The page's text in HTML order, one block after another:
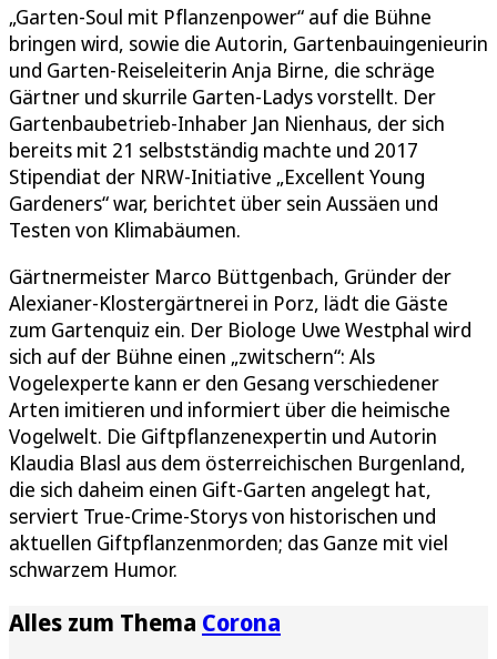
„Garten-Soul mit Pflanzenpower“ auf die Bühne
bringen wird, sowie die Autorin, Gartenbauingenieurin
und Garten-Reiseleiterin Anja Birne, die schräge
Gärtner und skurrile Garten-Ladys vorstellt. Der
Gartenbaubetrieb-Inhaber Jan Nienhaus, der sich
bereits mit 21 selbstständig machte und 2017
Stipendiat der NRW-Initiative „Excellent Young
Gardeners“ war, berichtet über sein Aussäen und
Testen von Klimabäumen.
Gärtnermeister Marco Büttgenbach, Gründer der
Alexianer-Klostergärtnerei in Porz, lädt die Gäste
zum Gartenquiz ein. Der Biologe Uwe Westphal wird
sich auf der Bühne einen „zwitschern“: Als
Vogelexperte kann er den Gesang verschiedener
Arten imitieren und informiert über die heimische
Vogelwelt. Die Giftpflanzenexpertin und Autorin
Klaudia Blasl aus dem österreichischen Burgenland,
die sich daheim einen Gift-Garten angelegt hat,
serviert True-Crime-Storys von historischen und
aktuellen Giftpflanzenmorden; das Ganze mit viel
schwarzem Humor.
Alles zum Thema Corona